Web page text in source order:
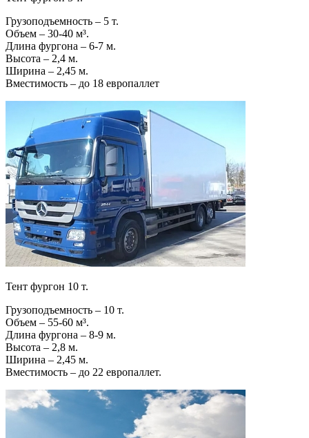
Грузоподъемность – 5 т.
Объем – 30-40 м³.
Длина фургона – 6-7 м.
Высота – 2,4 м.
Ширина – 2,45 м.
Вместимость – до 18 европаллет
Тент фургон 10 т.
Грузоподъемность – 10 т.
Объем – 55-60 м³.
Длина фургона – 8-9 м.
Высота – 2,8 м.
Ширина – 2,45 м.
Вместимость – до 22 европаллет.